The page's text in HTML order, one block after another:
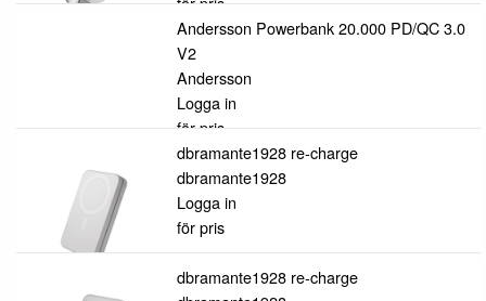
Andersson Powerbank 20.000 PD/QC 3.0
V2
Andersson
Logga in
för pris
dbramante1928 re-charge
dbramante1928
Logga in
för pris
dbramante1928 re-charge